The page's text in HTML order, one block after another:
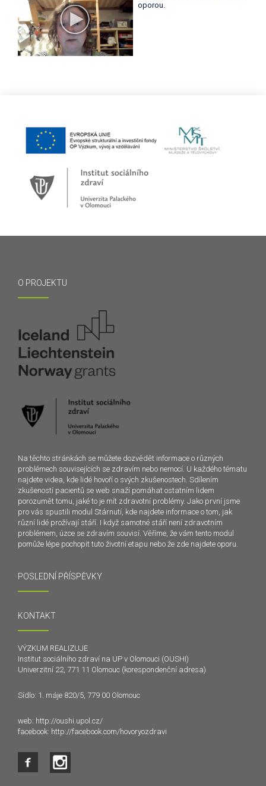
oporou.
O PROJEKTU
Na těchto stránkách se můžete dozvědět informace o různých
problémech souvisejících se zdravím nebo nemocí. U každého tématu
najdete videa, kde lidé hovoří o svých zkušenostech. Sdílením
zkušeností pacientů se web snaží pomáhat ostatním lidem
porozumět tomu, jaké to je mít zdravotní problémy. Jako první jsme
pro vás spustili modul Stárnutí, kde najdete informace o tom, jak
různí lidé prožívají stáří. I když samotné stáří není zdravotním
problémem, úzce se zdravím souvisí. Věříme, že vám tento modul
pomůže lépe pochopit tuto životní etapu nebo že zde najdete oporu.
POSLEDNÍ PŘÍSPĚVKY
KONTAKT
VÝZKUM REALIZUJE
Institut sociálního zdraví na UP v Olomouci (OUSHI)
Univerzitní 22, 771 11 Olomouc (korespondenční adresa)
Sídlo: 1. máje 820/5, 779 00 Olomouc
web: http://oushi.upol.cz/
facebook: http://facebook.com/hovoryozdravi